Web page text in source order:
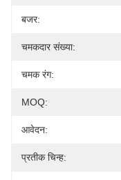
बजर:
चमकदार संख्या:
चमक रंग:
MOQ:
आवेदन:
प्रतीक चिन्ह: